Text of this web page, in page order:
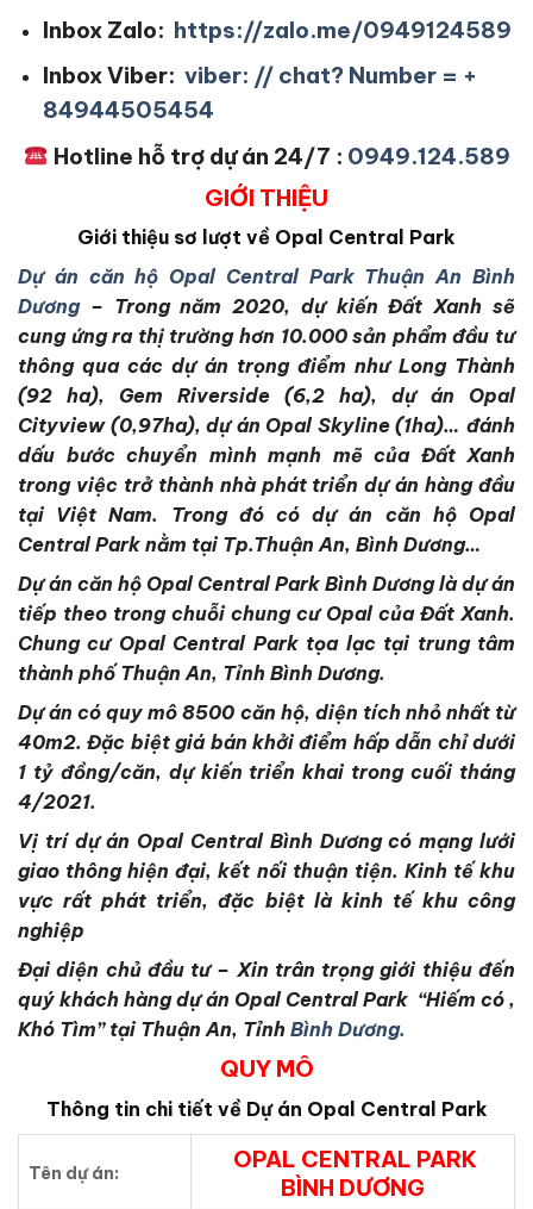
Inbox Zalo: https://zalo.me/0949124589
Inbox Viber: viber: // chat? Number = +
84944505454
Hotline hỗ trợ dự án 24/7 : 0949.124.589
GIỚI THIỆU
Giới thiệu sơ lượt về Opal Central Park
Dự án căn hộ Opal Central Park Thuận An Bình
Dương– Trong năm 2020, dự kiến Đất Xanh sẽ
cung ứng ra thị trường hơn 10.000 sản phẩm đầu tư
thông qua các dự án trọng điểm như Long Thành
(92 ha), Gem Riverside (6,2 ha), dự án Opal
Cityview (0,97ha), dự án Opal Skyline (1ha)… đánh
dấu bước chuyển mình mạnh mẽ của Đất Xanh
trong việc trở thành nhà phát triển dự án hàng đầu
tại Việt Nam. Trong đó có dự án căn hộ Opal
Central Park nằm tại Tp.Thuận An, Bình Dương…
Dự án căn hộ Opal Central Park Bình Dương là dự án
tiếp theo trong chuỗi chung cư Opal của Đất Xanh.
Chung cư Opal Central Park tọa lạc tại trung tâm
thành phố Thuận An, Tỉnh Bình Dương.
Dự án có quy mô 8500 căn hộ, diện tích nhỏ nhất từ
40m2. Đặc biệt giá bán khởi điểm hấp dẫn chỉ dưới
1 tỷ đồng/căn, dự kiến triển khai trong cuối tháng
4/2021.
Vị trí dự án Opal Central Bình Dương có mạng lưới
giao thông hiện đại, kết nối thuận tiện. Kinh tế khu
vực rất phát triển, đặc biệt là kinh tế khu công
nghiệp
Đại diện chủ đầu tư – Xin trân trọng giới thiệu đến
quý khách hàng dự án Opal Central Park “Hiếm có ,
Khó Tìm” tại Thuận An, Tỉnh Bình Dương.
QUY MÔ
Thông tin chi tiết về Dự án Opal Central Park
Tên dự án:
OPAL CENTRAL PARK
BÌNH DƯƠNG